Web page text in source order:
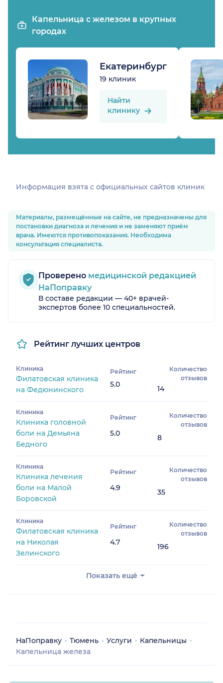
Капельница с железом в крупных
городах
Екатеринбург
19 клиник
Найти
клинику
Информация взята c официальных сайтов клиник
Материалы, размещённые на сайте, не предназначены для
постановки диагноза и лечения и не заменяют приём
врача. Имеются противопоказания. Необходима
консультация специалиста.
Проверено медицинской редакцией
НаПоправку
В составе редакции — 40+ врачей-
экспертов более 10 специальностей.
Рейтинг лучших центров
Клиника
Филатовская клиника
на Федюнинского
Рейтинг
5.0
Количество
отзывов
14
Клиника
Клиника головной
боли на Демьяна
Бедного
Рейтинг
5.0
Количество
отзывов
8
Клиника
Клиника лечения
боли на Малой
Боровской
Рейтинг
4.9
Количество
отзывов
35
Клиника
Филатовская клиника
на Николая
Зелинского
Рейтинг
4.7
Количество
отзывов
196
Показать ещё
НаПоправку Тюмень Услуги
Капельницы
Капельница железа